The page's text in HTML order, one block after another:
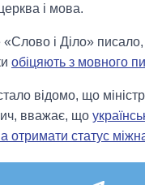
і мова.
і Діло» писало,
обіцяють з мовного
відомо, що міністр
вважає, що
отримати статус